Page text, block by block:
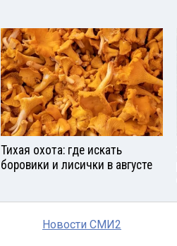
Тихая охота: где искать
боровики и лисички в августе
Новости СМИ2